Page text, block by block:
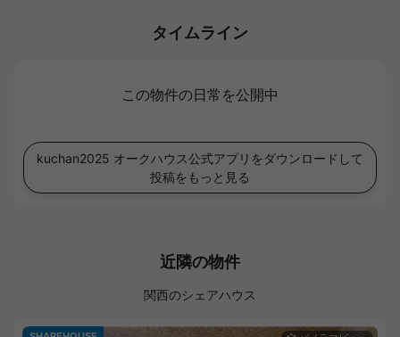
タイムライン
この物件の日常を公開中
kuchan2025 オークハウス公式アプリをダウンロードして
投稿をもっと見る
近隣の物件
関西のシェアハウス